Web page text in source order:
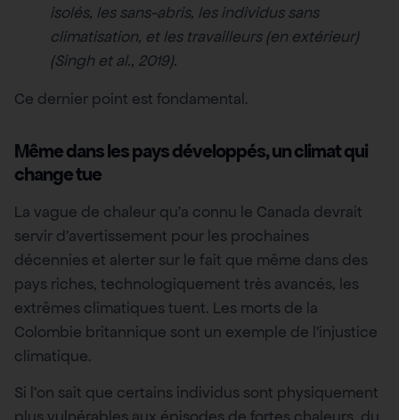
isolés, les sans-abris, les individus sans
climatisation, et les travailleurs (en extérieur)
(Singh et al., 2019).
Ce dernier point est fondamental.
Même dans les pays développés, un climat qui
change tue
La vague de chaleur qu’a connu le Canada devrait
servir d’avertissement pour les prochaines
décennies et alerter sur le fait que même dans des
pays riches, technologiquement très avancés, les
extrêmes climatiques tuent. Les morts de la
Colombie britannique sont un exemple de l’injustice
climatique.
Si l’on sait que certains individus sont physiquement